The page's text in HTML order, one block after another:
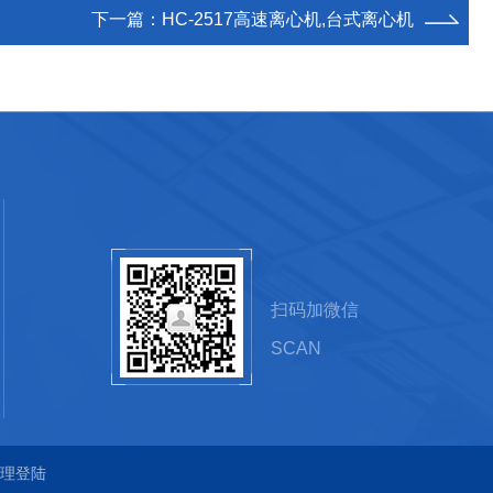
下一篇： HC-2517高速离心机,台式离心机
扫码加微信
SCAN
登陆